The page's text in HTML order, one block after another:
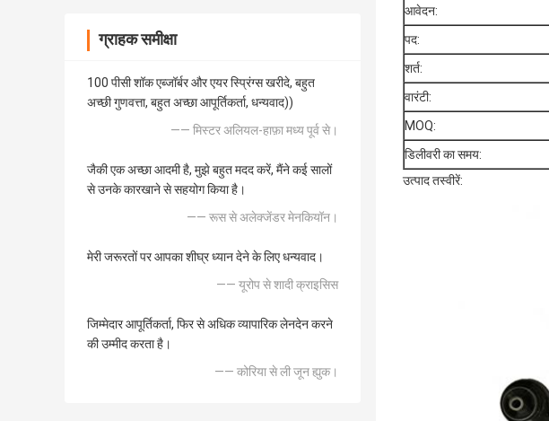
ग्राहक समीक्षा
100 पीसी शॉक एब्जॉर्बर और एयर स्प्रिंग्स खरीदे, बहुत
अच्छी गुणवत्ता, बहुत अच्छा आपूर्तिकर्ता, धन्यवाद))
—— मिस्टर अलियल-हाफ़ा मध्य पूर्व से।
जैकी एक अच्छा आदमी है, मुझे बहुत मदद करें, मैंने कई सालों
से उनके कारखाने से सहयोग किया है।
—— रूस से अलेक्जेंडर मेनकियॉन।
मेरी जरूरतों पर आपका शीघ्र ध्यान देने के लिए धन्यवाद।
—— यूरोप से शादी क्राइसिस
जिम्मेदार आपूर्तिकर्ता, फिर से अधिक व्यापारिक लेनदेन करने
की उम्मीद करता है।
—— कोरिया से ली जून ह्युक।
आवेदन:
पद:
शर्त:
वारंटी:
MOQ:
डिलीवरी का समय:
उत्पाद तस्वीरें: